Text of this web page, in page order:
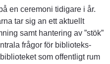
en ceremoni tidigare i år.
tar sig an ett aktuellt
samt hantering av ”stök”
frågor för biblioteks-
som offentligt rum